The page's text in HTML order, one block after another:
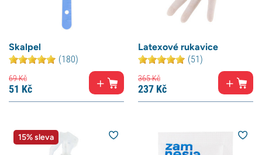
Skalpel
(180)
69Kč
51 Kč
Latexové rukavice
(51)
365Kč
237 Kč
15% sleva